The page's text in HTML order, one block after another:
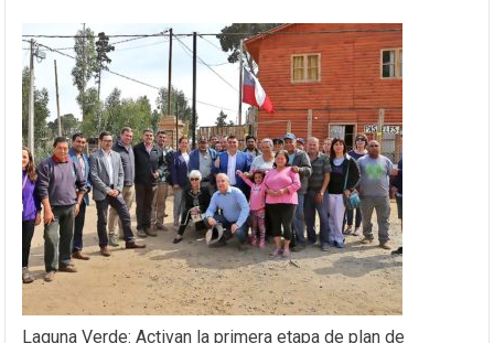
Laguna Verde: Activan la primera etapa de plan de